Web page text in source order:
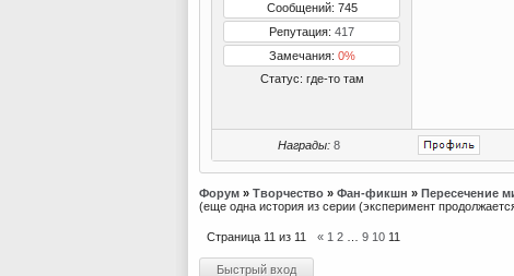
Сообщений: 745
Репутация: 417
Замечания: 0%
Статус: где-то там
Награды: 8
Форум » Творчество » Фан-фикшн » Пересечение
(еще одна история из серии (эксперимент
Страница 11 из 11 « 1 2 9 10 11